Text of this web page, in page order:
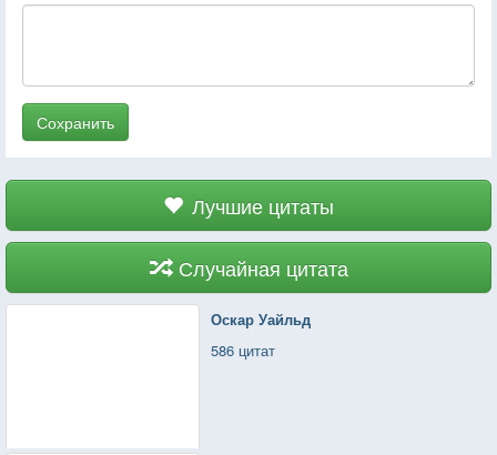
Сохранить
Лучшие цитаты
Случайная цитата
Оскар Уайльд
586 цитат